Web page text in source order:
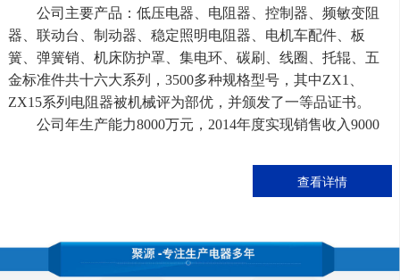
公司主要产品：低压电器、电阻器、控制器、频敏变阻
器、联动台、制动器、稳定照明电阻器、电机车配件、板
簧、弹簧销、机床防护罩、集电环、碳刷、线圈、托辊、五
金标准件共十六大系列，3500多种规格型号，其中ZX1、
ZX15系列电阻器被机械评为部优，并颁发了一等品证书。
公司年生产能力8000万元，2014年度实现销售收入9000
公司将以“追求品质、制造精良、创新制胜、客户至上”的
查看详情